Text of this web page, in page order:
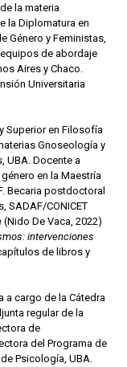
la materia
la Diplomatura en
Género y Feministas,
de abordaje
Aires y Chaco.
Universitaria
Superior en Filosofía
Gnoseología y
UBA. Docente a
en la Maestría
Becaria postdoctoral
SADAF/CONICET
(Nido De Vaca, 2022)
intervenciones
de libros y
a cargo de la Cátedra
regular de la
de
del Programa de
Psicología, UBA.